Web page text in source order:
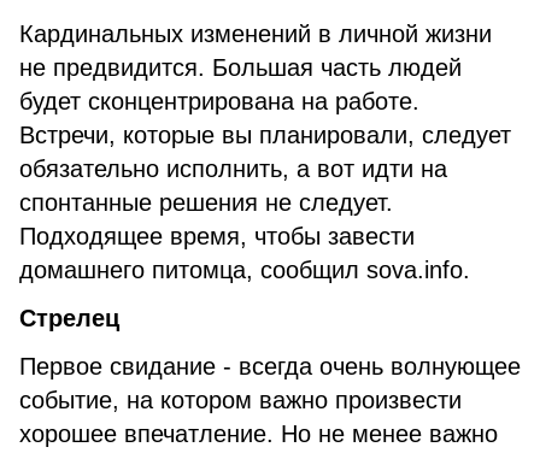
Кардинальных изменений в личной жизни
не предвидится. Большая часть людей
будет сконцентрирована на работе.
Встречи, которые вы планировали, следует
обязательно исполнить, а вот идти на
спонтанные решения не следует.
Подходящее время, чтобы завести
домашнего питомца, сообщил sova.info.
Стрелец
Первое свидание - всегда очень волнующее
событие, на котором важно произвести
хорошее впечатление. Но не менее важно